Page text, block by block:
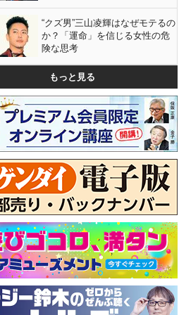
“クズ男”三山凌輝はなぜモテるの
か？「運命」を信じる女性の危
険な思考
もっと見る